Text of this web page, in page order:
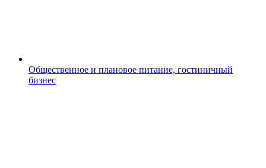
Общественное и плановое питание, гостиничный
бизнес